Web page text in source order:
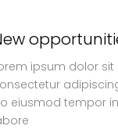
ipsum dolor sit
eiusmod tempor